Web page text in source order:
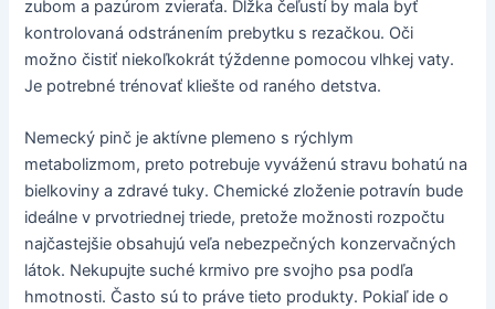
zubom a pazúrom zvieraťa. Dĺžka čeľustí by mala byť
kontrolovaná odstránením prebytku s rezačkou. Oči
možno čistiť niekoľkokrát týždenne pomocou vlhkej vaty.
Je potrebné trénovať kliešte od raného detstva.
Nemecký pinč je aktívne plemeno s rýchlym
metabolizmom, preto potrebuje vyváženú stravu bohatú na
bielkoviny a zdravé tuky. Chemické zloženie potravín bude
ideálne v prvotriednej triede, pretože možnosti rozpočtu
najčastejšie obsahujú veľa nebezpečných konzervačných
látok. Nekupujte suché krmivo pre svojho psa podľa
hmotnosti. Často sú to práve tieto produkty. Pokiaľ ide o